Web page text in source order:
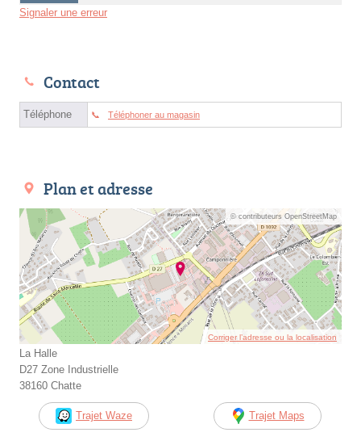
Signaler une erreur
Contact
Téléphone Téléphoner au magasin
Plan et adresse
© contributeurs OpenStreetMap
Corriger l’adresse ou la localisation
La Halle
D27 Zone Industrielle
38160 Chatte
Trajet Waze Trajet Maps